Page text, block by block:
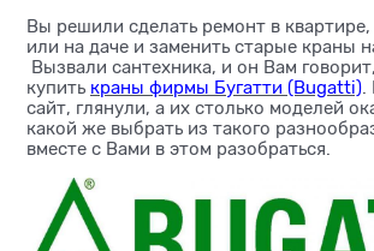
Вы решили сделать ремонт в
или на даче и заменить старые краны
Вызвали сантехника, и он Вам
купить краны фирмы Бугатти (Bugatti)
сайт, глянули, а их столько моделей
какой же выбрать из такого
вместе с Вами в этом разобраться.